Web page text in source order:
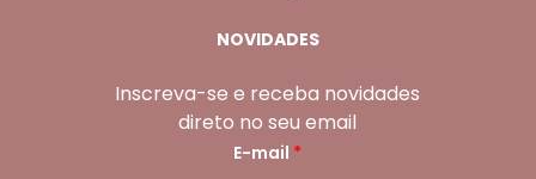
Dentadura de Encaixe com Dois Pinos Preço
NOVIDADES
Inscreva-se e receba novidades
direto no seu email
E-mail *